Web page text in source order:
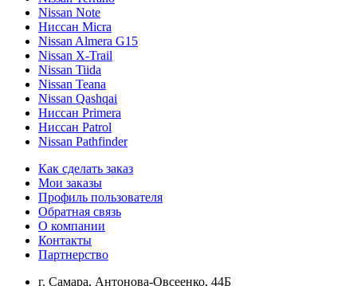
Nissan Note
Ниссан Micra
Nissan Almera G15
Nissan X-Trail
Nissan Tiida
Nissan Teana
Nissan Qashqai
Ниссан Primera
Ниссан Patrol
Nissan Pathfinder
Как сделать заказ
Мои заказы
Профиль пользователя
Обратная связь
О компании
Контакты
Партнерство
г. Самара, Антонова-Овсеенко, 44Б